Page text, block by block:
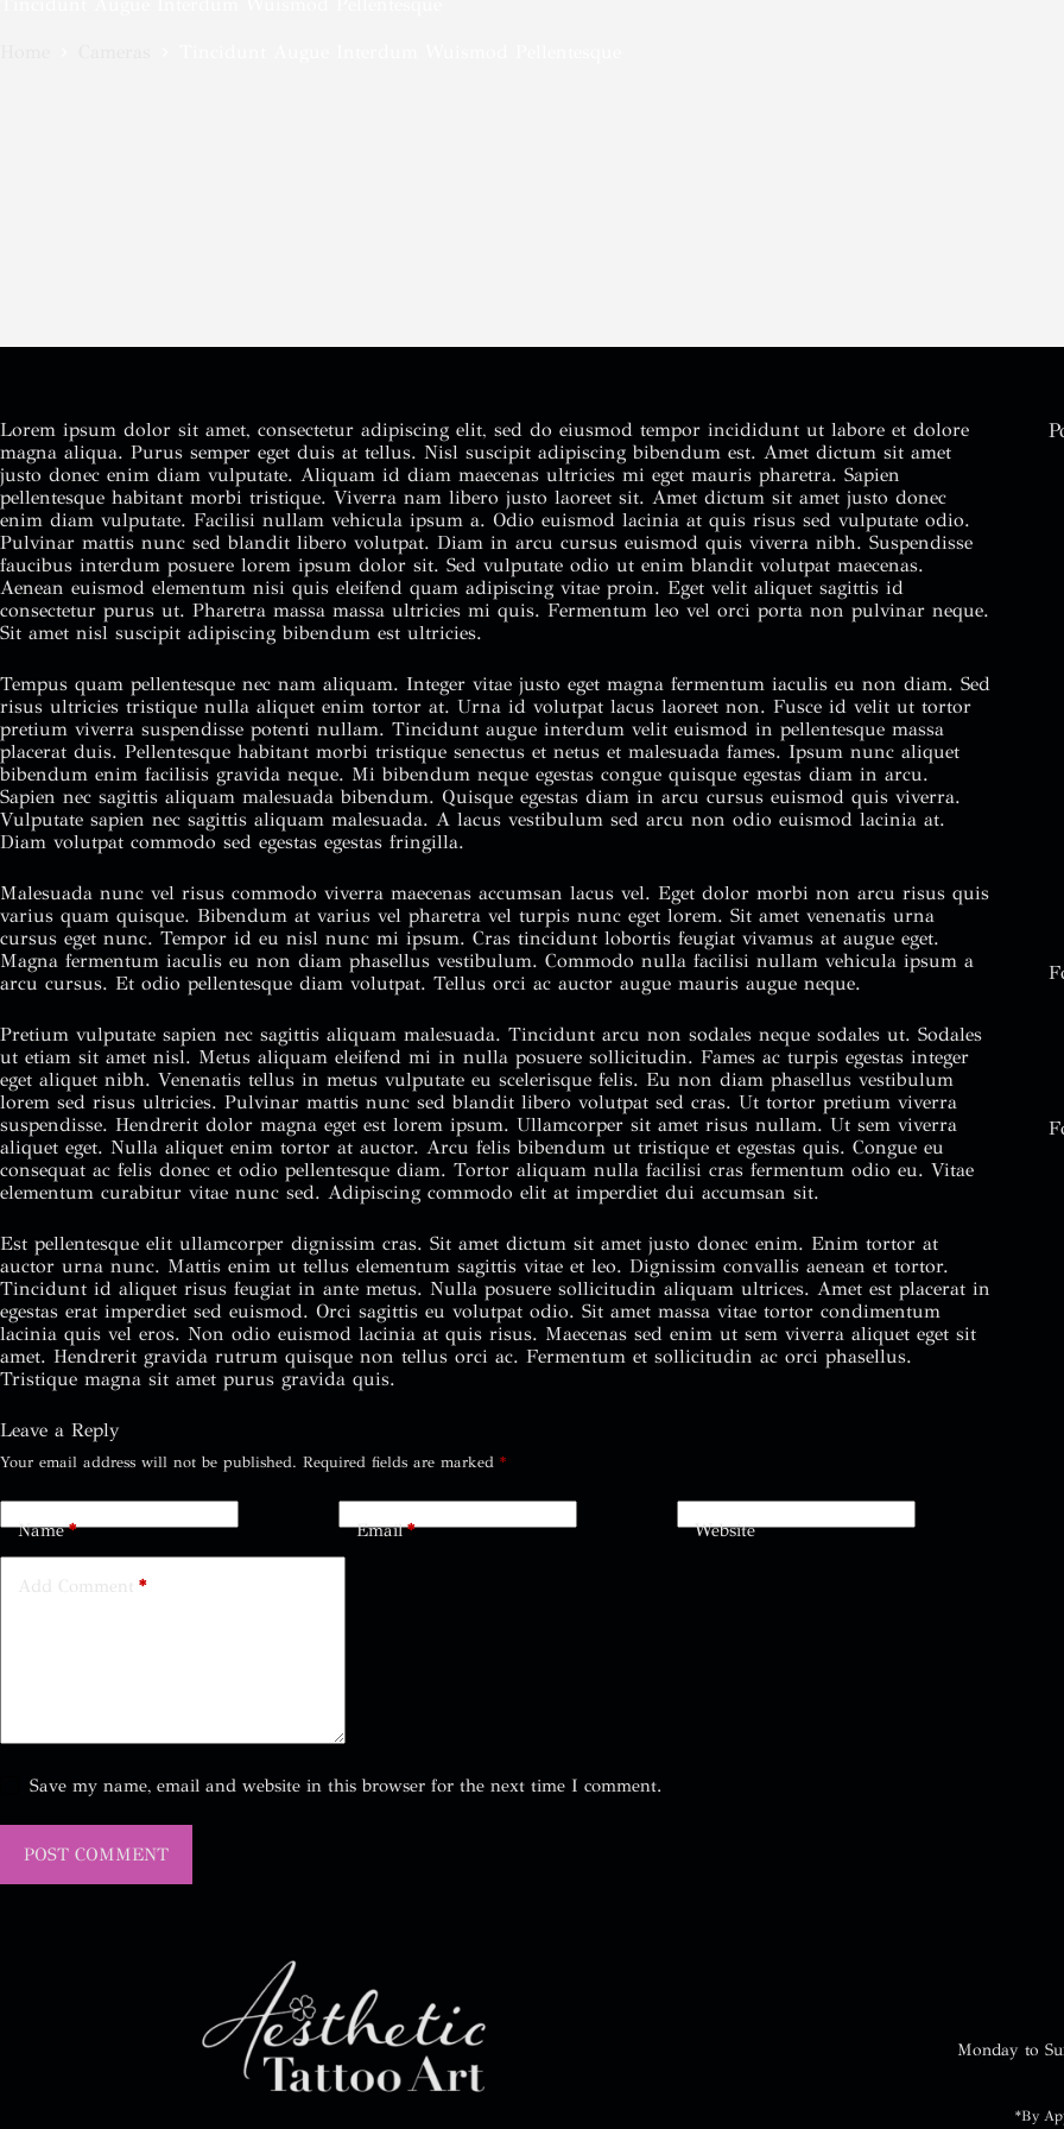
Lorem ipsum dolor sit amet, consectetur adipiscing elit, sed do eiusmod tempor incididunt ut labore et dolore
magna aliqua. Purus semper eget duis at tellus. Nisl suscipit adipiscing bibendum est. Amet dictum sit amet
justo donec enim diam vulputate. Aliquam id diam maecenas ultricies mi eget mauris pharetra. Sapien
pellentesque habitant morbi tristique. Viverra nam libero justo laoreet sit. Amet dictum sit amet justo donec
enim diam vulputate. Facilisi nullam vehicula ipsum a. Odio euismod lacinia at quis risus sed vulputate odio.
Pulvinar mattis nunc sed blandit libero volutpat. Diam in arcu cursus euismod quis viverra nibh. Suspendisse
faucibus interdum posuere lorem ipsum dolor sit. Sed vulputate odio ut enim blandit volutpat maecenas.
Aenean euismod elementum nisi quis eleifend quam adipiscing vitae proin. Eget velit aliquet sagittis id
consectetur purus ut. Pharetra massa massa ultricies mi quis. Fermentum leo vel orci porta non pulvinar neque.
Sit amet nisl suscipit adipiscing bibendum est ultricies.
Tempus quam pellentesque nec nam aliquam. Integer vitae justo eget magna fermentum iaculis eu non diam. Sed
risus ultricies tristique nulla aliquet enim tortor at. Urna id volutpat lacus laoreet non. Fusce id velit ut tortor
pretium viverra suspendisse potenti nullam. Tincidunt augue interdum velit euismod in pellentesque massa
placerat duis. Pellentesque habitant morbi tristique senectus et netus et malesuada fames. Ipsum nunc aliquet
bibendum enim facilisis gravida neque. Mi bibendum neque egestas congue quisque egestas diam in arcu.
Sapien nec sagittis aliquam malesuada bibendum. Quisque egestas diam in arcu cursus euismod quis viverra.
Vulputate sapien nec sagittis aliquam malesuada. A lacus vestibulum sed arcu non odio euismod lacinia at.
Diam volutpat commodo sed egestas egestas fringilla.
Malesuada nunc vel risus commodo viverra maecenas accumsan lacus vel. Eget dolor morbi non arcu risus quis
varius quam quisque. Bibendum at varius vel pharetra vel turpis nunc eget lorem. Sit amet venenatis urna
cursus eget nunc. Tempor id eu nisl nunc mi ipsum. Cras tincidunt lobortis feugiat vivamus at augue eget.
Magna fermentum iaculis eu non diam phasellus vestibulum. Commodo nulla facilisi nullam vehicula ipsum a
arcu cursus. Et odio pellentesque diam volutpat. Tellus orci ac auctor augue mauris augue neque.
Pretium vulputate sapien nec sagittis aliquam malesuada. Tincidunt arcu non sodales neque sodales ut. Sodales
ut etiam sit amet nisl. Metus aliquam eleifend mi in nulla posuere sollicitudin. Fames ac turpis egestas integer
eget aliquet nibh. Venenatis tellus in metus vulputate eu scelerisque felis. Eu non diam phasellus vestibulum
lorem sed risus ultricies. Pulvinar mattis nunc sed blandit libero volutpat sed cras. Ut tortor pretium viverra
suspendisse. Hendrerit dolor magna eget est lorem ipsum. Ullamcorper sit amet risus nullam. Ut sem viverra
aliquet eget. Nulla aliquet enim tortor at auctor. Arcu felis bibendum ut tristique et egestas quis. Congue eu
consequat ac felis donec et odio pellentesque diam. Tortor aliquam nulla facilisi cras fermentum odio eu. Vitae
elementum curabitur vitae nunc sed. Adipiscing commodo elit at imperdiet dui accumsan sit.
Est pellentesque elit ullamcorper dignissim cras. Sit amet dictum sit amet justo donec enim. Enim tortor at
auctor urna nunc. Mattis enim ut tellus elementum sagittis vitae et leo. Dignissim convallis aenean et tortor.
Tincidunt id aliquet risus feugiat in ante metus. Nulla posuere sollicitudin aliquam ultrices. Amet est placerat in
egestas erat imperdiet sed euismod. Orci sagittis eu volutpat odio. Sit amet massa vitae tortor condimentum
lacinia quis vel eros. Non odio euismod lacinia at quis risus. Maecenas sed enim ut sem viverra aliquet eget sit
amet. Hendrerit gravida rutrum quisque non tellus orci ac. Fermentum et sollicitudin ac orci phasellus.
Tristique magna sit amet purus gravida quis.
Leave a Reply
Your email address will not be published. Required fields are marked *
Name* Email* Website
Add Comment *
Save my name, email and website in this browser for the next time I comment.
POST COMMENT
Monday to
*By